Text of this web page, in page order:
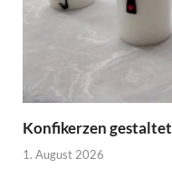
Konfikerzen gestaltet
1. August 2026